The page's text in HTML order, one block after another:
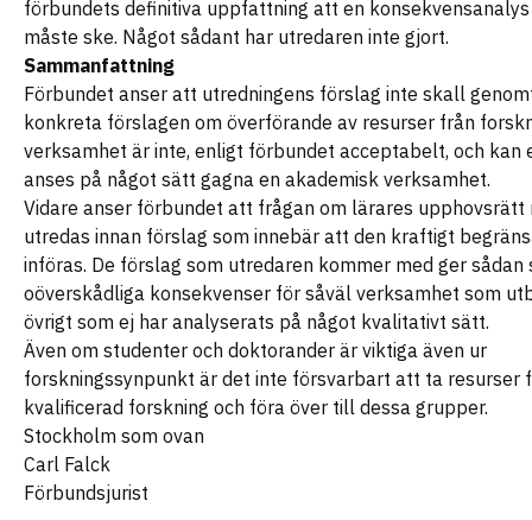
förbundets definitiva uppfattning att en
måste ske. Något sådant har utredaren inte gjort.
Sammanfattning
Förbundet anser att utredningens förslag inte skall
konkreta förslagen om överförande av resurser från
verksamhet är inte, enligt förbundet acceptabelt, och kan
anses på något sätt gagna en akademisk verksamhet.
Vidare anser förbundet att frågan om lärares upphovsrätt
utredas innan förslag som innebär att den kraftigt
införas. De förslag som utredaren kommer med ger sådan
oöverskådliga konsekvenser för såväl verksamhet som
övrigt som ej har analyserats på något kvalitativt sätt.
Även om studenter och doktorander är viktiga även ur
forskningssynpunkt är det inte försvarbart att ta resurser
kvalificerad forskning och föra över till dessa grupper.
Stockholm som ovan
Carl Falck
Förbundsjurist